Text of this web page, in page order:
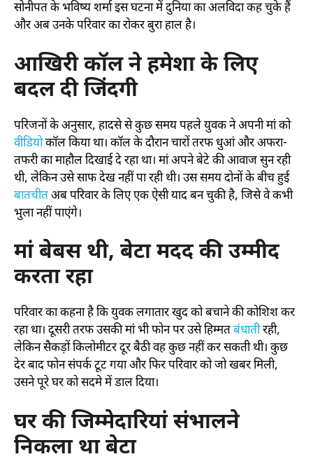
सोनीपत के भविष्य शर्मा इस घटना में दुनिया का अलविदा कह चुके हैं
और अब उनके परिवार का रोकर बुरा हाल है।
आखिरी कॉल ने हमेशा के लिए
बदल दी जिंदगी
परिजनों के अनुसार, हादसे से कुछ समय पहले युवक ने अपनी मां को
वीडियोकॉल किया था। कॉल के दौरान चारों तरफ धुआं और अफरा-
तफरी का माहौल दिखाई दे रहा था। मां अपने बेटे की आवाज सुन रही
थी, लेकिन उसे साफ देख नहीं पा रही थी। उस समय दोनों के बीच हुई
बातचीतअब परिवार के लिए एक ऐसी याद बन चुकी है, जिसे वे कभी
भुला नहीं पाएंगे।
मां बेबस थी, बेटा मदद की उम्मीद
करता रहा
परिवार का कहना है कि युवक लगातार खुद को बचाने की कोशिश कर
रहा था। दूसरी तरफ उसकी मां भी फोन पर उसे हिम्मतबंधातीरही,
लेकिन सैकड़ों किलोमीटर दूर बैठी वह कुछ नहीं कर सकती थी। कुछ
देर बाद फोन संपर्क टूट गया और फिर परिवार को जो खबर मिली,
उसने पूरे घर को सदमे में डाल दिया।
घर की जिम्मेदारियां संभालने
निकला था बेटा